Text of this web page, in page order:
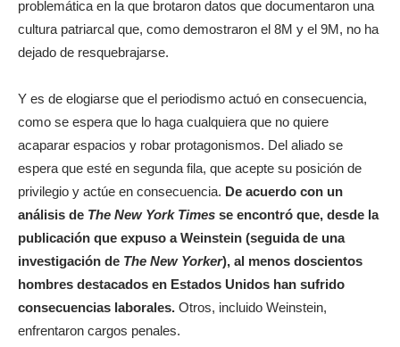
problemática en la que brotaron datos que documentaron una
cultura patriarcal que, como demostraron el 8M y el 9M, no ha
dejado de resquebrajarse.
Y es de elogiarse que el periodismo actuó en consecuencia,
como se espera que lo haga cualquiera que no quiere
acaparar espacios y robar protagonismos. Del aliado se
espera que esté en segunda fila, que acepte su posición de
privilegio y actúe en consecuencia. De acuerdo con un
análisis de The New York Times se encontró que, desde la
publicación que expuso a Weinstein (seguida de una
investigación de The New Yorker), al menos doscientos
hombres destacados en Estados Unidos han sufrido
consecuencias laborales. Otros, incluido Weinstein,
enfrentaron cargos penales.